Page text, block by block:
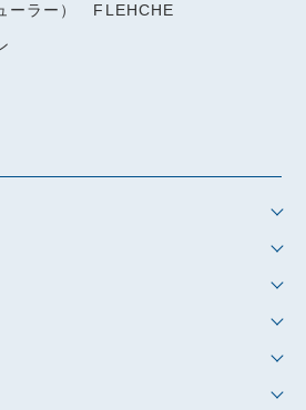
ーラー） FLEHCHE